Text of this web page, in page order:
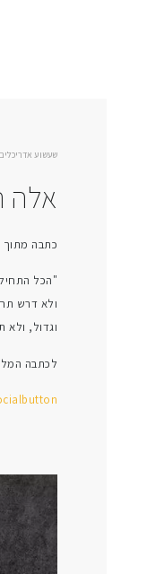
שעשוע אדריכלים
אלה
כתבה מתוך
"הכל
ולא דרש
וגדול, ולא
לכתבה